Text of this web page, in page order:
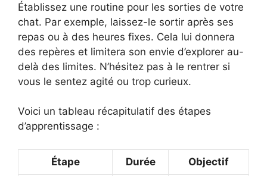
Établissez une routine pour les sorties de votre
chat. Par exemple, laissez-le sortir après ses
repas ou à des heures fixes. Cela lui donnera
des repères et limitera son envie d’explorer au-
delà des limites. N’hésitez pas à le rentrer si
vous le sentez agité ou trop curieux.
Voici un tableau récapitulatif des étapes
d’apprentissage :
Étape Durée Objectif